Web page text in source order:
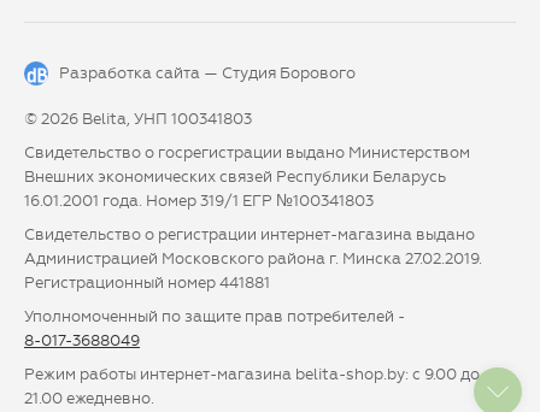
Разработка сайта — Студия Борового
© 2026 Belita, УНП 100341803
Свидетельство о госрегистрации выдано Министерством
Внешних экономических связей Республики Беларусь
16.01.2001 года. Номер 319/1 ЕГР №100341803
Свидетельство о регистрации интернет-магазина выдано
Администрацией Московского района г. Минска 27.02.2019.
Регистрационный номер 441881
Уполномоченный по защите прав потребителей -
8-017-3688049
Режим работы интернет-магазина belita-shop.by: с 9.00 до
21.00 ежедневно.